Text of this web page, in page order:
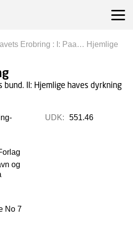
Erobring : I: Paa… Hjemlige
bund. II: Hjemlige haves dyrkning
og
UDK: 551.46
No 7